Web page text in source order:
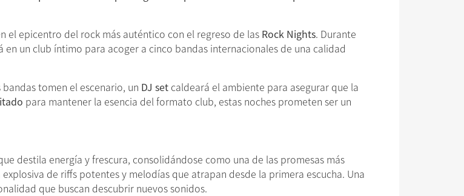
el epicentro del rock más auténtico con el regreso de las Rock Nights. Durante
un club íntimo para acoger a cinco bandas internacionales de una calidad
tomen el escenario, un DJ set caldeará el ambiente para asegurar que la
para mantener la esencia del formato club, estas noches prometen ser un
destila energía y frescura, consolidándose como una de las promesas más
de riffs potentes y melodías que atrapan desde la primera escucha. Una
que buscan descubrir nuevos sonidos.